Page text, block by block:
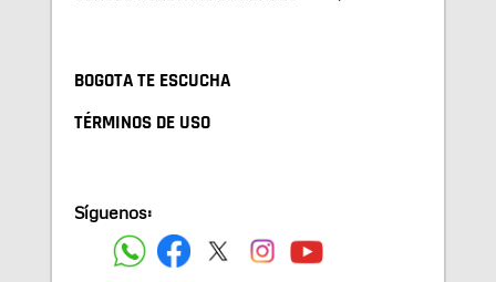
BOGOTA TE ESCUCHA
TÉRMINOS DE USO
Síguenos: